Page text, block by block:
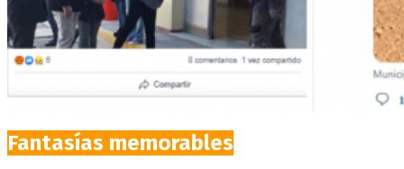
Fantasías memorables